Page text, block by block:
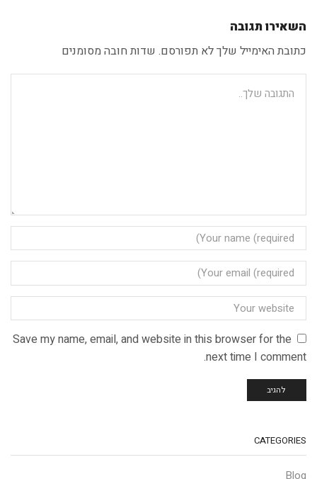
השאירו תגובה
כתובת האימייל שלך לא תפורסם. שדות חובה מסומנים
Save my name, email, and website in this browser for the
next time I comment.
CATEGORIES
Blog